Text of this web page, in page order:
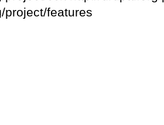
project/features